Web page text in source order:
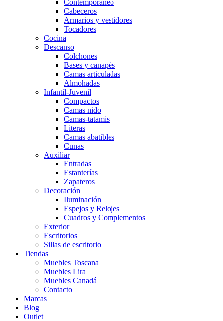
Contemporáneo
Cabeceros
Armarios y vestidores
Tocadores
Cocina
Descanso
Colchones
Bases y canapés
Camas articuladas
Almohadas
Infantil-Juvenil
Compactos
Camas nido
Camas-tatamis
Literas
Camas abatibles
Cunas
Auxiliar
Entradas
Estanterías
Zapateros
Decoración
Iluminación
Espejos y Relojes
Cuadros y Complementos
Exterior
Escritorios
Sillas de escritorio
Tiendas
Muebles Toscana
Muebles Lira
Muebles Canadá
Contacto
Marcas
Blog
Outlet